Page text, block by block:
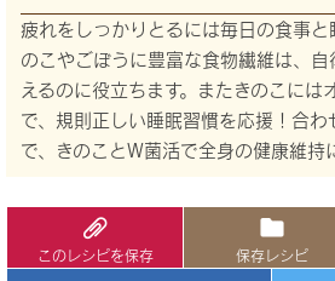
疲れをしっかりとるには毎日の食事と
のこやごぼうに豊富な食物繊維は、
えるのに役立ちます。またきのこには
で、規則正しい睡眠習慣を応援！合わ
で、きのことW菌活で全身の健康維
このレシピを保存 保存レシピ